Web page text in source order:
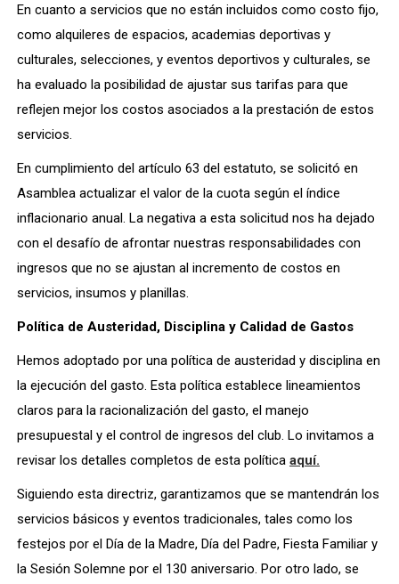
En cuanto a servicios que no están incluidos como costo fijo,
como alquileres de espacios, academias deportivas y
culturales, selecciones, y eventos deportivos y culturales, se
ha evaluado la posibilidad de ajustar sus tarifas para que
reflejen mejor los costos asociados a la prestación de estos
servicios.
En cumplimiento del artículo 63 del estatuto, se solicitó en
Asamblea actualizar el valor de la cuota según el índice
inflacionario anual. La negativa a esta solicitud nos ha dejado
con el desafío de afrontar nuestras responsabilidades con
ingresos que no se ajustan al incremento de costos en
servicios, insumos y planillas.
Política de Austeridad, Disciplina y Calidad de Gastos
Hemos adoptado por una política de austeridad y disciplina en
la ejecución del gasto. Esta política establece lineamientos
claros para la racionalización del gasto, el manejo
presupuestal y el control de ingresos del club. Lo invitamos a
revisar los detalles completos de esta política aquí.
Siguiendo esta directriz, garantizamos que se mantendrán los
servicios básicos y eventos tradicionales, tales como los
festejos por el Día de la Madre, Día del Padre, Fiesta Familiar y
la Sesión Solemne por el 130 aniversario. Por otro lado, se